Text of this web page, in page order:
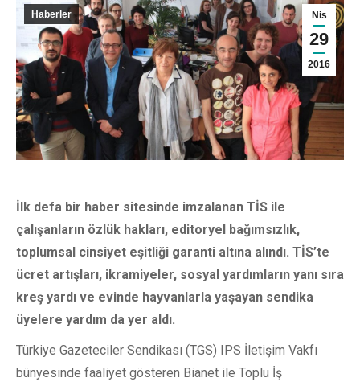
Nis
29
2016
Haberler
İlk defa bir haber sitesinde imzalanan TİS ile
çalışanların özlük hakları, editoryel bağımsızlık,
toplumsal cinsiyet eşitliği garanti altına alındı. TİS’te
ücret artışları, ikramiyeler, sosyal yardımların yanı sıra
kreş yardı ve evinde hayvanlarla yaşayan sendika
üyelere yardım da yer aldı.
Türkiye Gazeteciler Sendikası (TGS) IPS İletişim Vakfı
bünyesinde faaliyet gösteren Bianet ile Toplu İş